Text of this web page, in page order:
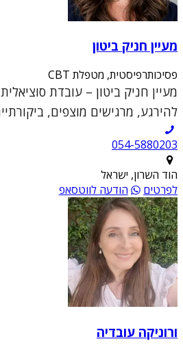
מעיין חניק ביטון
פסיכותרפיסטית, מטפלת CBT
להירגע, מרגישים מוצפים,
054-5880203
הוד השרון, ישראל
לפרטים
הודעה לווטסאפ
ורוניקה עובדיה